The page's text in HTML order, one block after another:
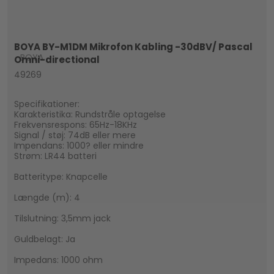
BOYA BY-M1DM Mikrofon Kabling -30dBV/ Pascal
Omni-directional
BOYA
49269
Specifikationer:
Karakteristika: Rundstråle optagelse
Frekvensrespons: 65Hz-18KHz
Signal / støj: 74dB eller mere
Impendans: 1000? eller mindre
Strøm: LR44 batteri
Batteritype: Knapcelle
Længde (m): 4
Tilslutning: 3,5mm jack
Guldbelagt: Ja
Impedans: 1000 ohm